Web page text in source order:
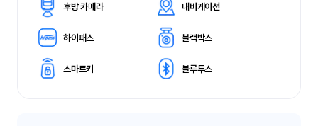
후방 카메라 내비게이션
하이패스 블랙박스
스마트키 블루투스